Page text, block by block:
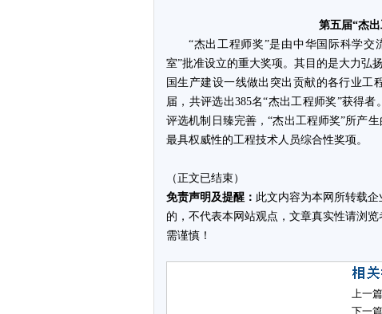
第五届“杰
“杰出工程师奖”是由中华国际科学
室”批准设立的重大奖项。其目的是大力弘
国生产建设一线做出突出贡献的各行业工
届，共评选出385名“杰出工程师奖”获得
评选机制日臻完善，“杰出工程师奖”所产
最具权威性的工程技术人员综合性奖项。
（正文已结束）
免责声明及提醒： 此文内容为本网所转载
的，不代表本网站观点，文章真实性请浏
需谨慎！
上一篇
下一